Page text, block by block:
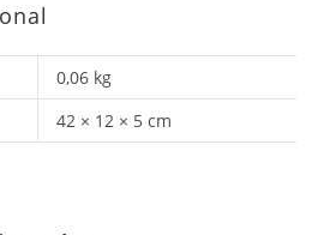
0,06 kg
42 × 12 × 5 cm